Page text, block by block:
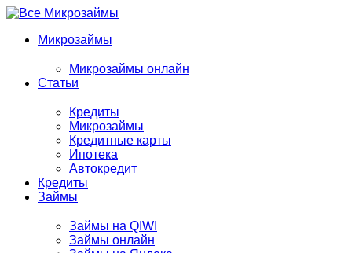
Микрозаймы
Микрозаймы онлайн
Статьи
Кредиты
Микрозаймы
Кредитные карты
Ипотека
Автокредит
Кредиты
Займы
Займы на QIWI
Займы онлайн